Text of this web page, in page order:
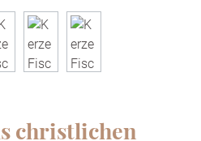
christlichen